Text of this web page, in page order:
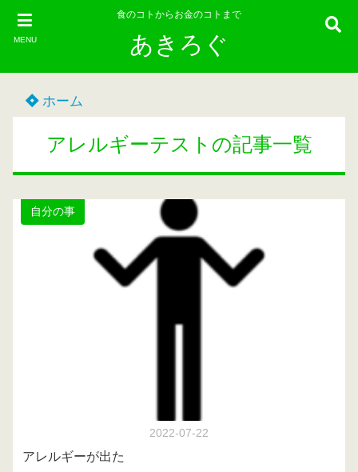
MENU
食のコトからお金のコトまで
あきろぐ
ホーム
アレルギーテストの記事一覧
自分の事
2022-07-22
アレルギーが出た